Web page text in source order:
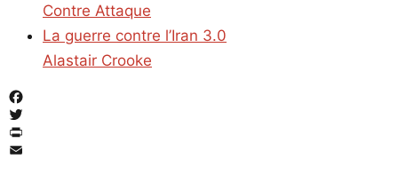
Contre Attaque
La guerre contre l’Iran 3.0
Alastair Crooke
Facebook
Twitter
PrintFriendly